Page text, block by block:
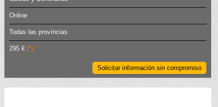
Online
Todas las províncias
295 € (*)
Solicitar información sin compromiso